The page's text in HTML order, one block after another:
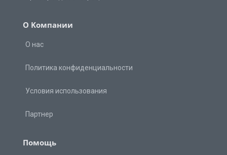
О Kомпании
О нас
Политика конфиденциальности
Условия использования
Партнер
Помощь